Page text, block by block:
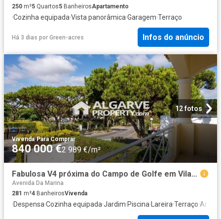
250 m²5 Quartos5 BanheirosApartamento
·Cozinha equipada·Vista panorâmica·Garagem·Terraço
Há 3 dias por Green-acres Infos do anúncio
12 fotos
Vivenda·Para Comprar
840 000 €2 989 €/m²
Fabulosa V4 próxima do Campo de Golfe em Vilamoura, Algarve 281m² Quarteira
Avenida Da Marina
281 m²4 BanheirosVivenda
·Despensa·Cozinha equipada·Jardim·Piscina·Lareira·Terraço·Ar